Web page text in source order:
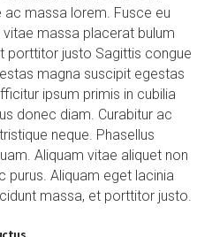
ac massa lorem. Fusce eu
massa placerat bulum
porttitor justo Sagittis congue
magna suscipit egestas
ipsum primis in cubilia
donec diam. Curabitur ac
neque. Phasellus
Aliquam vitae aliquet non
purus. Aliquam eget lacinia
massa, et porttitor justo.